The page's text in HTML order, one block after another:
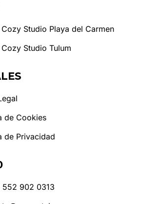
Cozy Studio Playa del Carmen
Cozy Studio Tulum
de Cookies
de Privacidad
552 902 0313